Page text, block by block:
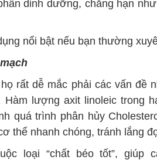
dinh dưỡng, chẳng hạn
nổi bật nếu bạn thường
rất dễ mắc phải các vấn đề
Hàm lượng axit linoleic trong
quá trình phân hủy
thể nhanh chóng, tránh lắng
loại “chất béo tốt”, giúp